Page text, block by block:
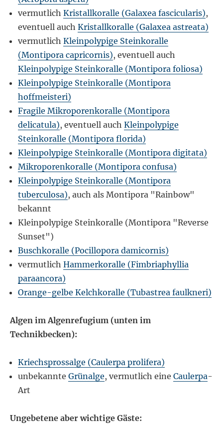
vermutlichKristallkoralle (Galaxea fascicularis),
eventuell auchKristallkoralle (Galaxea astreata)
vermutlichKleinpolypige Steinkoralle
(Montipora capricornis), eventuell auch
Kleinpolypige Steinkoralle (Montipora foliosa)
Kleinpolypige Steinkoralle (Montipora
hoffmeisteri)
Fragile Mikroporenkoralle (Montipora
delicatula), eventuell auchKleinpolypige
Steinkoralle (Montipora florida)
Kleinpolypige Steinkoralle (Montipora digitata)
Mikroporenkoralle (Montipora confusa)
Kleinpolypige Steinkoralle (Montipora
tuberculosa), auch als Montipora "Rainbow"
bekannt
Kleinpolypige Steinkoralle (Montipora "Reverse
Sunset")
Buschkoralle (Pocillopora damicornis)
vermutlichHammerkoralle (Fimbriaphyllia
paraancora)
Orange-gelbe Kelchkoralle (Tubastrea faulkneri)
Algen im Algenrefugium (unten im
Technikbecken):
Kriechsprossalge (Caulerpa prolifera)
unbekannteGrünalge, vermutlich eineCaulerpa-
Art
Ungebetene aber wichtige Gäste: